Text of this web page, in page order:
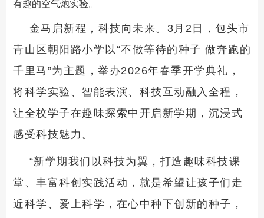
有趣的空气炮实验。
金马启新程，科技向未来。3月2日，包头市
青山区朝阳路小学以“不做等待的种子 做奔跑的
千里马”为主题，举办2026年春季开学典礼，
将科学实验、智能表演、科技互动融入全程，
让全校学子在趣味探索中开启新学期，沉浸式
感受科技魅力。
“新学期我们以科技为翼，打造趣味科技课
堂、丰富科创实践活动，就是希望让孩子们走
近科学、爱上科学，在心中种下创新的种子，